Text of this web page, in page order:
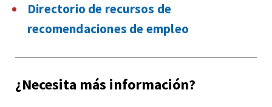
Directorio de recursos de
recomendaciones de empleo
¿Necesita más información?